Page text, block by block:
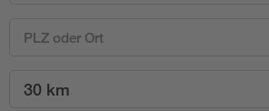
30 km